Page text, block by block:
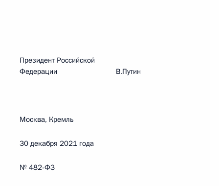
Президент Российской
Федерации В.Путин
Москва, Кремль
30 декабря 2021 года
№ 482-ФЗ